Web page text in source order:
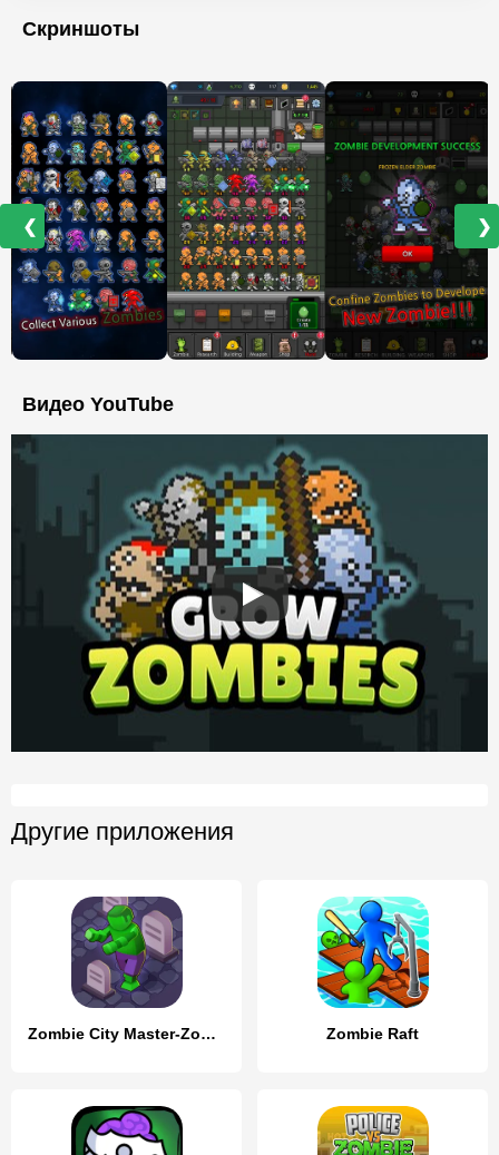
Скриншоты
❮ ❯
Видео YouTube
Другие приложения
Zombie City Master-Zombie Game Zombie Raft